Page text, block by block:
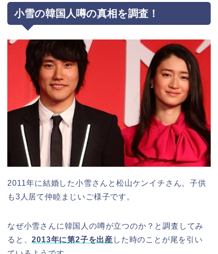
小雪の韓国人噂の真相を調査！
2011年に結婚した小雪さんと松山ケンイチさん。子供
も3人居て仲睦まじいご様子です。
なぜ小雪さんに韓国人の噂が立つのか？と調査してみ
ると、2013年に第2子を出産 した時のことが尾を引い